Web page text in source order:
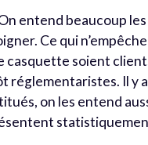
entend beaucoup
Ce qui
casquette soient
réglementaristes. Il y
on les entend